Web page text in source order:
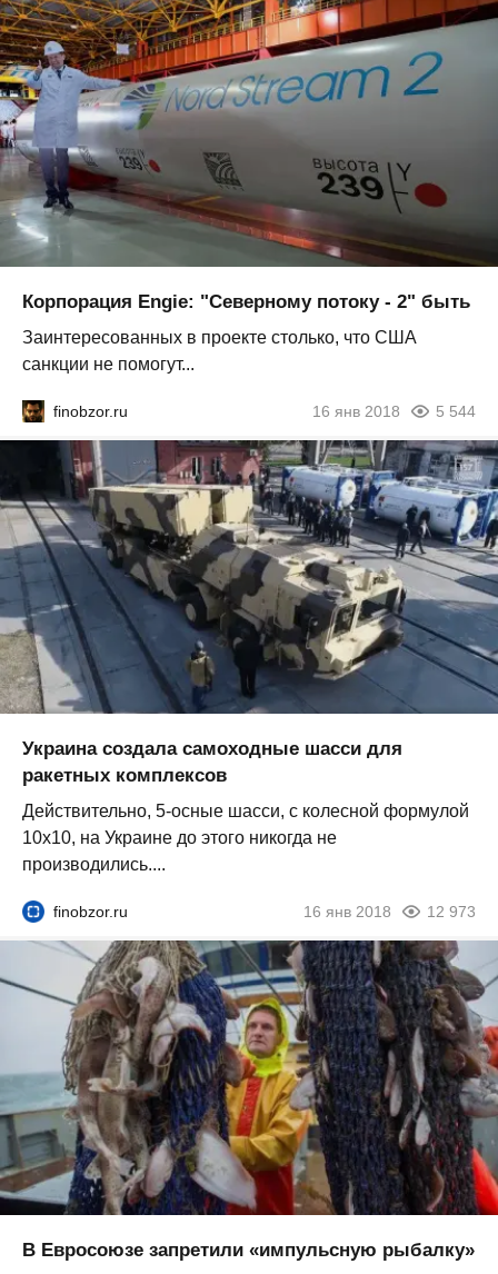
Корпорация Engie: "Северному потоку - 2" быть
Заинтересованных в проекте столько, что США
санкции не помогут...
finobzor.ru 16 янв 2018 5 544
Украина создала самоходные шасси для
ракетных комплексов
Действительно, 5-осные шасси, с колесной формулой
10х10, на Украине до этого никогда не
производились....
finobzor.ru 16 янв 2018 12 973
В Евросоюзе запретили «импульсную рыбалку»